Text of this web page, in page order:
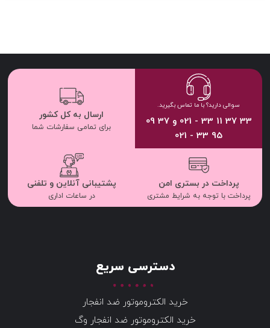
سوالی دارید؟ با ما تماس بگیرید.
33 37 11 33 - 021 و 37 09
95 33 - 021
ارسال به کل کشور
برای تمامی سفارشات شما
پرداخت در بستری امن
پرداخت با توجه به شرایط مشتری
پشتیبانی آنلاین و تلفنی
در ساعات اداری
دسترسی سریع
خرید الکتروموتور ضد انفجار
خرید الکتروموتور ضد انفجار وگ